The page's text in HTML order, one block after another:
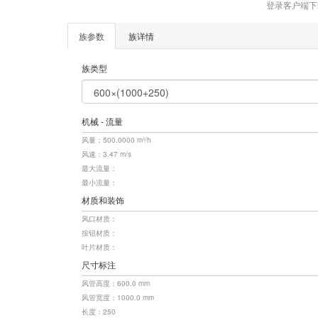
登录客户端
族参数 族详情
族类型
机械 - 流量
风量：500.0000 m³/h
风速：3.47 m/s
最大流量：
最小流量：
材质和装饰
风口材质：
按钮材质：
叶片材质：
尺寸标注
风管高度：600.0 mm
风管宽度：1000.0 mm
长度：250